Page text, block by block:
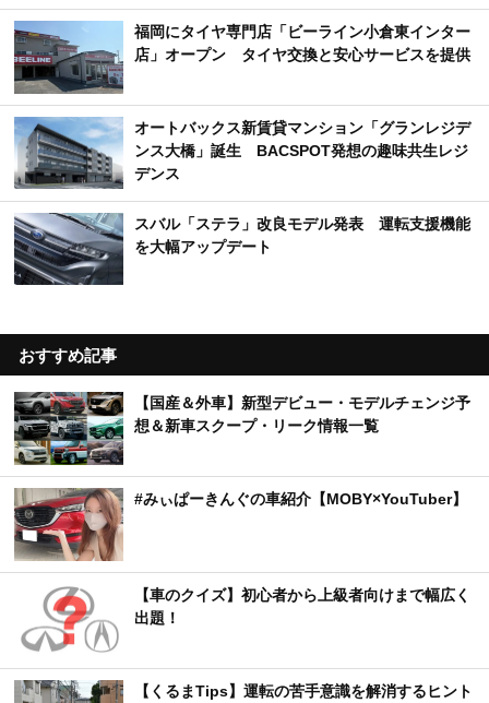
福岡にタイヤ専門店「ビーライン小倉東インター
店」オープン タイヤ交換と安心サービスを提供
オートバックス新賃貸マンション「グランレジデ
ンス大橋」誕生 BACSPOT発想の趣味共生レジ
デンス
スバル「ステラ」改良モデル発表 運転支援機能
を大幅アップデート
おすすめ記事
【国産＆外車】新型デビュー・モデルチェンジ予
想＆新車スクープ・リーク情報一覧
#みぃぱーきんぐの車紹介【MOBY×YouTuber】
【車のクイズ】初心者から上級者向けまで幅広く
出題！
【くるまTips】運転の苦手意識を解消するヒント